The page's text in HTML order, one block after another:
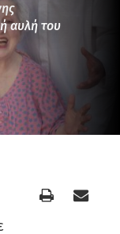
αυλή του